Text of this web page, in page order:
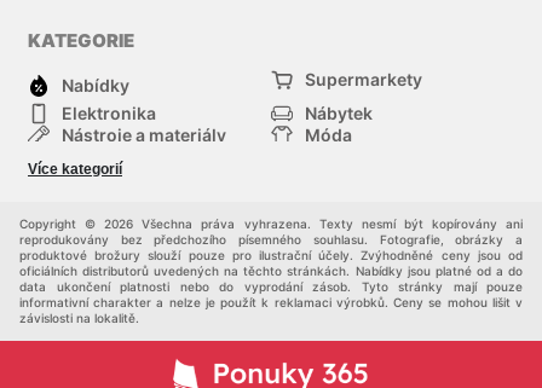
KATEGORIE
Nabídky
Supermarkety
Elektronika
Nábytek
Nástroje a materiály
Móda
Děti
Více kategorií
Copyright © 2026 Všechna práva vyhrazena. Texty nesmí být kopírovány ani
reprodukovány bez předchozího písemného souhlasu. Fotografie, obrázky a
produktové brožury slouží pouze pro ilustrační účely. Zvýhodněné ceny jsou od
oficiálních distributorů uvedených na těchto stránkách. Nabídky jsou platné od a do
data ukončení platnosti nebo do vyprodání zásob. Tyto stránky mají pouze
informativní charakter a nelze je použít k reklamaci výrobků. Ceny se mohou lišit v
závislosti na lokalitě.